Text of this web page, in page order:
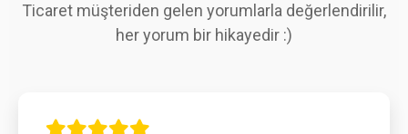
Ticaret müşteriden gelen yorumlarla değerlendirilir,
her yorum bir hikayedir :)